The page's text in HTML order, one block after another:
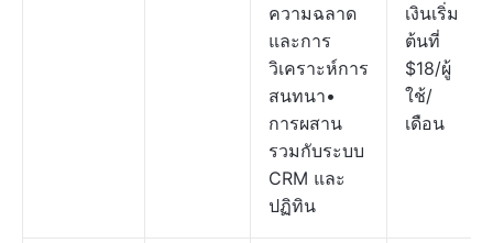
ความฉลาด
และการ
วิเคราะห์การ
สนทนา•
การผสาน
รวมกับระบบ
CRM และ
ปฏิทิน
เงินเริ่ม
ต้นที่
$18/ผู้
ใช้/
เดือน